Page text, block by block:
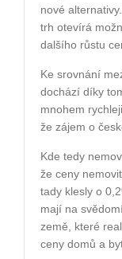
nové
trh otevírá
dalšího růstu
Ke srovnání
dochází díky
mnohem
že zájem o
Kde tedy
že ceny
tady klesly o
mají na
země, které
ceny domů a